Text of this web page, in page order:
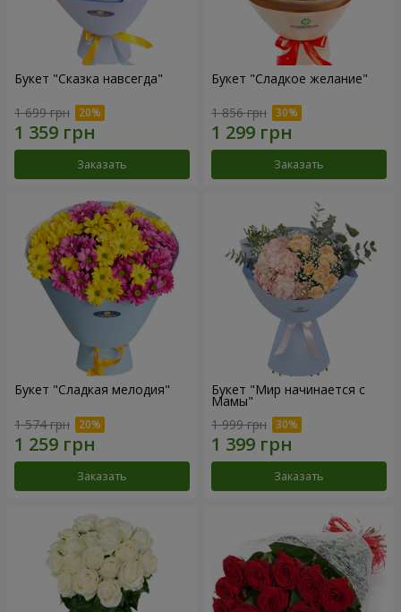
Букет "Сказка навсегда"
1 699 грн
Заказать
Букет "Сладкое желание"
1 856 грн
Заказать
Букет "Сладкая мелодия"
1 574 грн
Заказать
Букет "Мир начинается с
Мамы"
1 999 грн
Заказать